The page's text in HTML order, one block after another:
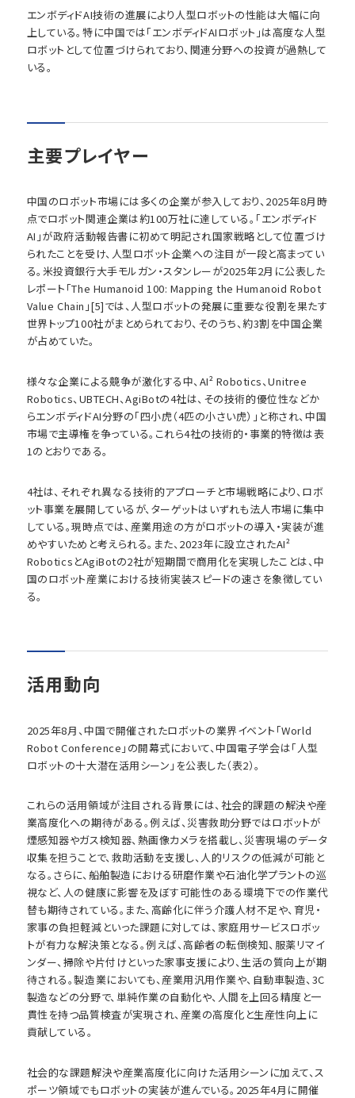
エンボディドAI技術の進展により人型ロボットの性能は大幅に向
上している。特に中国では「エンボディドAIロボット」は高度な人型
ロボットとして位置づけられており、関連分野への投資が過熱して
いる。
主要プレイヤー
中国のロボット市場には多くの企業が参入しており、2025年8月時
点でロボット関連企業は約100万社に達している。「エンボディド
AI」が政府活動報告書に初めて明記され国家戦略として位置づけ
られたことを受け、人型ロボット企業への注目が一段と高まってい
る。米投資銀行大手モルガン・スタンレーが2025年2月に公表した
レポート「The Humanoid 100: Mapping the Humanoid Robot
Value Chain」[5]では、人型ロボットの発展に重要な役割を果たす
世界トップ100社がまとめられており、そのうち、約3割を中国企業
が占めていた。
様々な企業による競争が激化する中、AI² Robotics、Unitree
Robotics、UBTECH、AgiBotの4社は、その技術的優位性などか
らエンボディドAI分野の「四小虎（4匹の小さい虎）」と称され、中国
市場で主導権を争っている。これら4社の技術的・事業的特徴は表
1のとおりである。
4社は、それぞれ異なる技術的アプローチと市場戦略により、ロボ
ット事業を展開しているが、ターゲットはいずれも法人市場に集中
している。現時点では、産業用途の方がロボットの導入・実装が進
めやすいためと考えられる。また、2023年に設立されたAI²
RoboticsとAgiBotの2社が短期間で商用化を実現したことは、中
国のロボット産業における技術実装スピードの速さを象徴してい
る。
活用動向
2025年8月、中国で開催されたロボットの業界イベント「World
Robot Conference」の開幕式において、中国電子学会は「人型
ロボットの十大潜在活用シーン」を公表した（表2）。
これらの活用領域が注目される背景には、社会的課題の解決や産
業高度化への期待がある。例えば、災害救助分野ではロボットが
煙感知器やガス検知器、熱画像カメラを搭載し、災害現場のデータ
収集を担うことで、救助活動を支援し、人的リスクの低減が可能と
なる。さらに、船舶製造における研磨作業や石油化学プラントの巡
視など、人の健康に影響を及ぼす可能性のある環境下での作業代
替も期待されている。また、高齢化に伴う介護人材不足や、育児・
家事の負担軽減といった課題に対しては、家庭用サービスロボッ
トが有力な解決策となる。例えば、高齢者の転倒検知、服薬リマイ
ンダー、掃除や片付けといった家事支援により、生活の質向上が期
待される。製造業においても、産業用汎用作業や、自動車製造、3C
製造などの分野で、単純作業の自動化や、人間を上回る精度と一
貫性を持つ品質検査が実現され、産業の高度化と生産性向上に
貢献している。
社会的な課題解決や産業高度化に向けた活用シーンに加えて、ス
ポーツ領域でもロボットの実装が進んでいる。2025年4月に開催